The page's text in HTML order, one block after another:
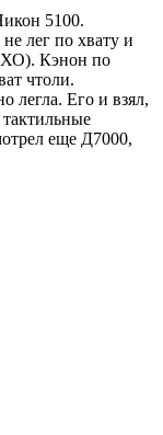
5100.
лег по хвату и
Кэнон по
чтоли.
легла. Его и взял,
еще Д7000,